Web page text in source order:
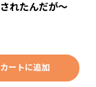
れたんだが～
カートに追加